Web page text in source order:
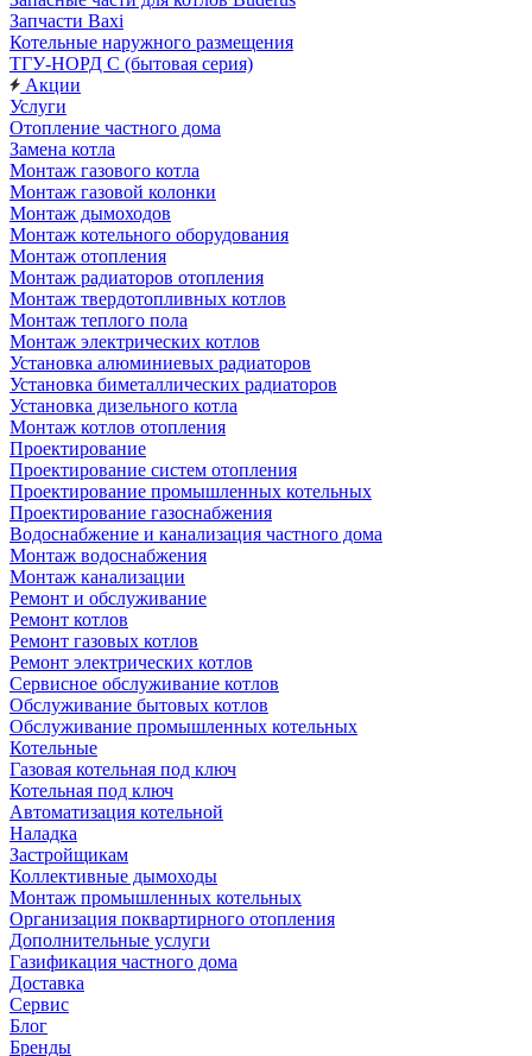
Запчасти Baxi
Котельные наружного размещения
ТГУ-НОРД С (бытовая серия)
Акции
Услуги
Отопление частного дома
Замена котла
Монтаж газового котла
Монтаж газовой колонки
Монтаж дымоходов
Монтаж котельного оборудования
Монтаж отопления
Монтаж радиаторов отопления
Монтаж твердотопливных котлов
Монтаж теплого пола
Монтаж электрических котлов
Установка алюминиевых радиаторов
Установка биметаллических радиаторов
Установка дизельного котла
Монтаж котлов отопления
Проектирование
Проектирование систем отопления
Проектирование промышленных котельных
Проектирование газоснабжения
Водоснабжение и канализация частного дома
Монтаж водоснабжения
Монтаж канализации
Ремонт и обслуживание
Ремонт котлов
Ремонт газовых котлов
Ремонт электрических котлов
Сервисное обслуживание котлов
Обслуживание бытовых котлов
Обслуживание промышленных котельных
Котельные
Газовая котельная под ключ
Котельная под ключ
Автоматизация котельной
Наладка
Застройщикам
Коллективные дымоходы
Монтаж промышленных котельных
Организация поквартирного отопления
Дополнительные услуги
Газификация частного дома
Доставка
Сервис
Блог
Бренды